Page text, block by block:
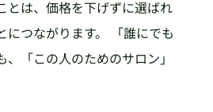
とは、価格を下げずに選ばれ
につながります。 「誰にでも
「この人のためのサロン」